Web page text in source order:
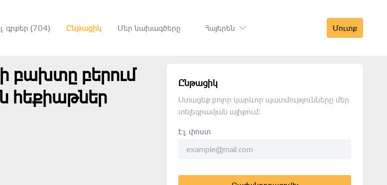
Մուտք
գրքեր (704) Ընթացիկ Մեր նախագծերը Հայերեն
բախտը բերում
հեքիաթներ
Ընթացիկ
Ստացեք բոլոր կարևոր պատմությունները մեր
տելեգրամյան ալիքում։
Էլ. փոստ